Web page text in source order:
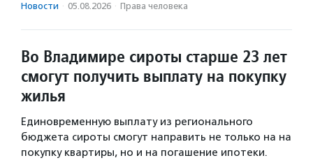
Новости · 05.08.2026 · Права человека
Во Владимире сироты старше 23 лет
смогут получить выплату на покупку
жилья
Единовременную выплату из регионального
бюджета сироты смогут направить не только на на
покупку квартиры, но и на погашение ипотеки.